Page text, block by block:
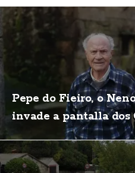
Pepe do Fieiro, o
invade a pantalla